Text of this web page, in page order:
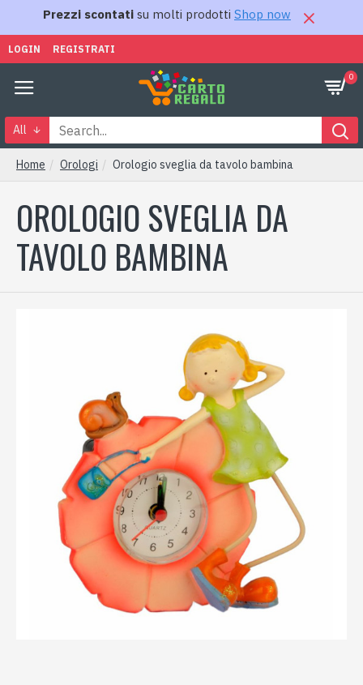
Prezzi scontati su molti prodotti Shop now
LOGIN REGISTRATI
0
All
Home Orologi Orologio sveglia da tavolo bambina
OROLOGIO SVEGLIA DA
TAVOLO BAMBINA